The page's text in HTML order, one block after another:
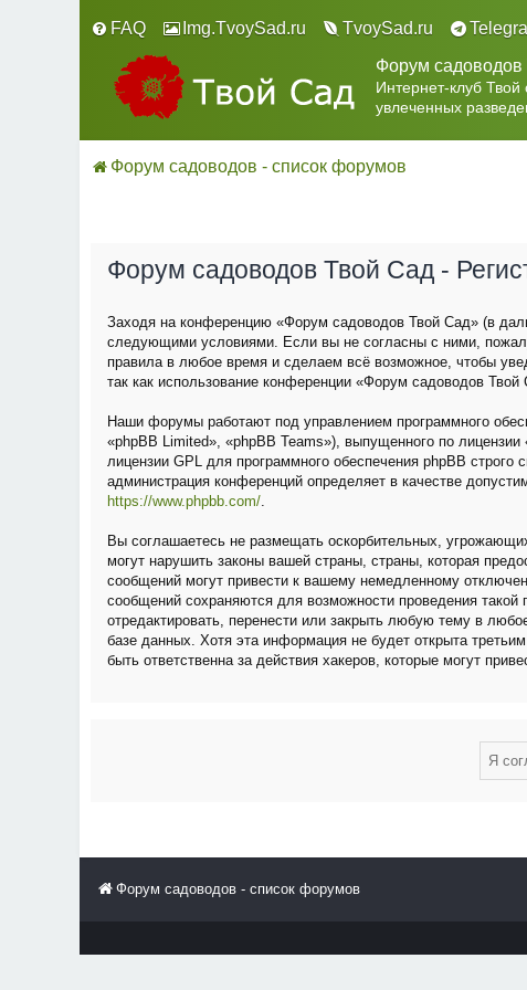
FAQ Img.TvoySad.ru TvoySad.ru
Форум
Интернет-клуб
увлеченных
Форум садоводов - список форумов
Форум садоводов Твой Сад -
Заходя на конференцию «Форум садоводов Твой Сад» (в
следующими условиями. Если вы не согласны с ними,
правила в любое время и сделаем всё возможное, чтобы
так как использование конференции «Форум садоводов
Наши форумы работают под управлением программного
«phpBB Limited», «phpBB Teams»), выпущенного по лицензии
лицензии GPL для программного обеспечения phpBB строго
администрация конференций определяет в качестве
https://www.phpbb.com/.
Вы соглашаетесь не размещать оскорбительных,
могут нарушить законы вашей страны, страны, которая
сообщений могут привести к вашему немедленному
сообщений сохраняются для возможности проведения
отредактировать, перенести или закрыть любую тему в
базе данных. Хотя эта информация не будет открыта
быть ответственна за действия хакеров, которые могут
Форум садоводов - список форумов